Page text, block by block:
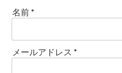
名前*
メールアドレス *